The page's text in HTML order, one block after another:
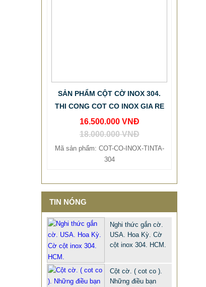
SẢN PHẨM CỘT CỜ INOX 304.
THI CONG COT CO INOX GIA RE
18.000.000 VNĐ
Mã sản phẩm: COT-CO-INOX-TINTA-
304
TIN NÓNG
Nghi thức gắn cờ.
USA. Hoa Kỳ. Cờ
cột inox 304. HCM.
Cột cờ. ( cot co ).
Những điều bạn